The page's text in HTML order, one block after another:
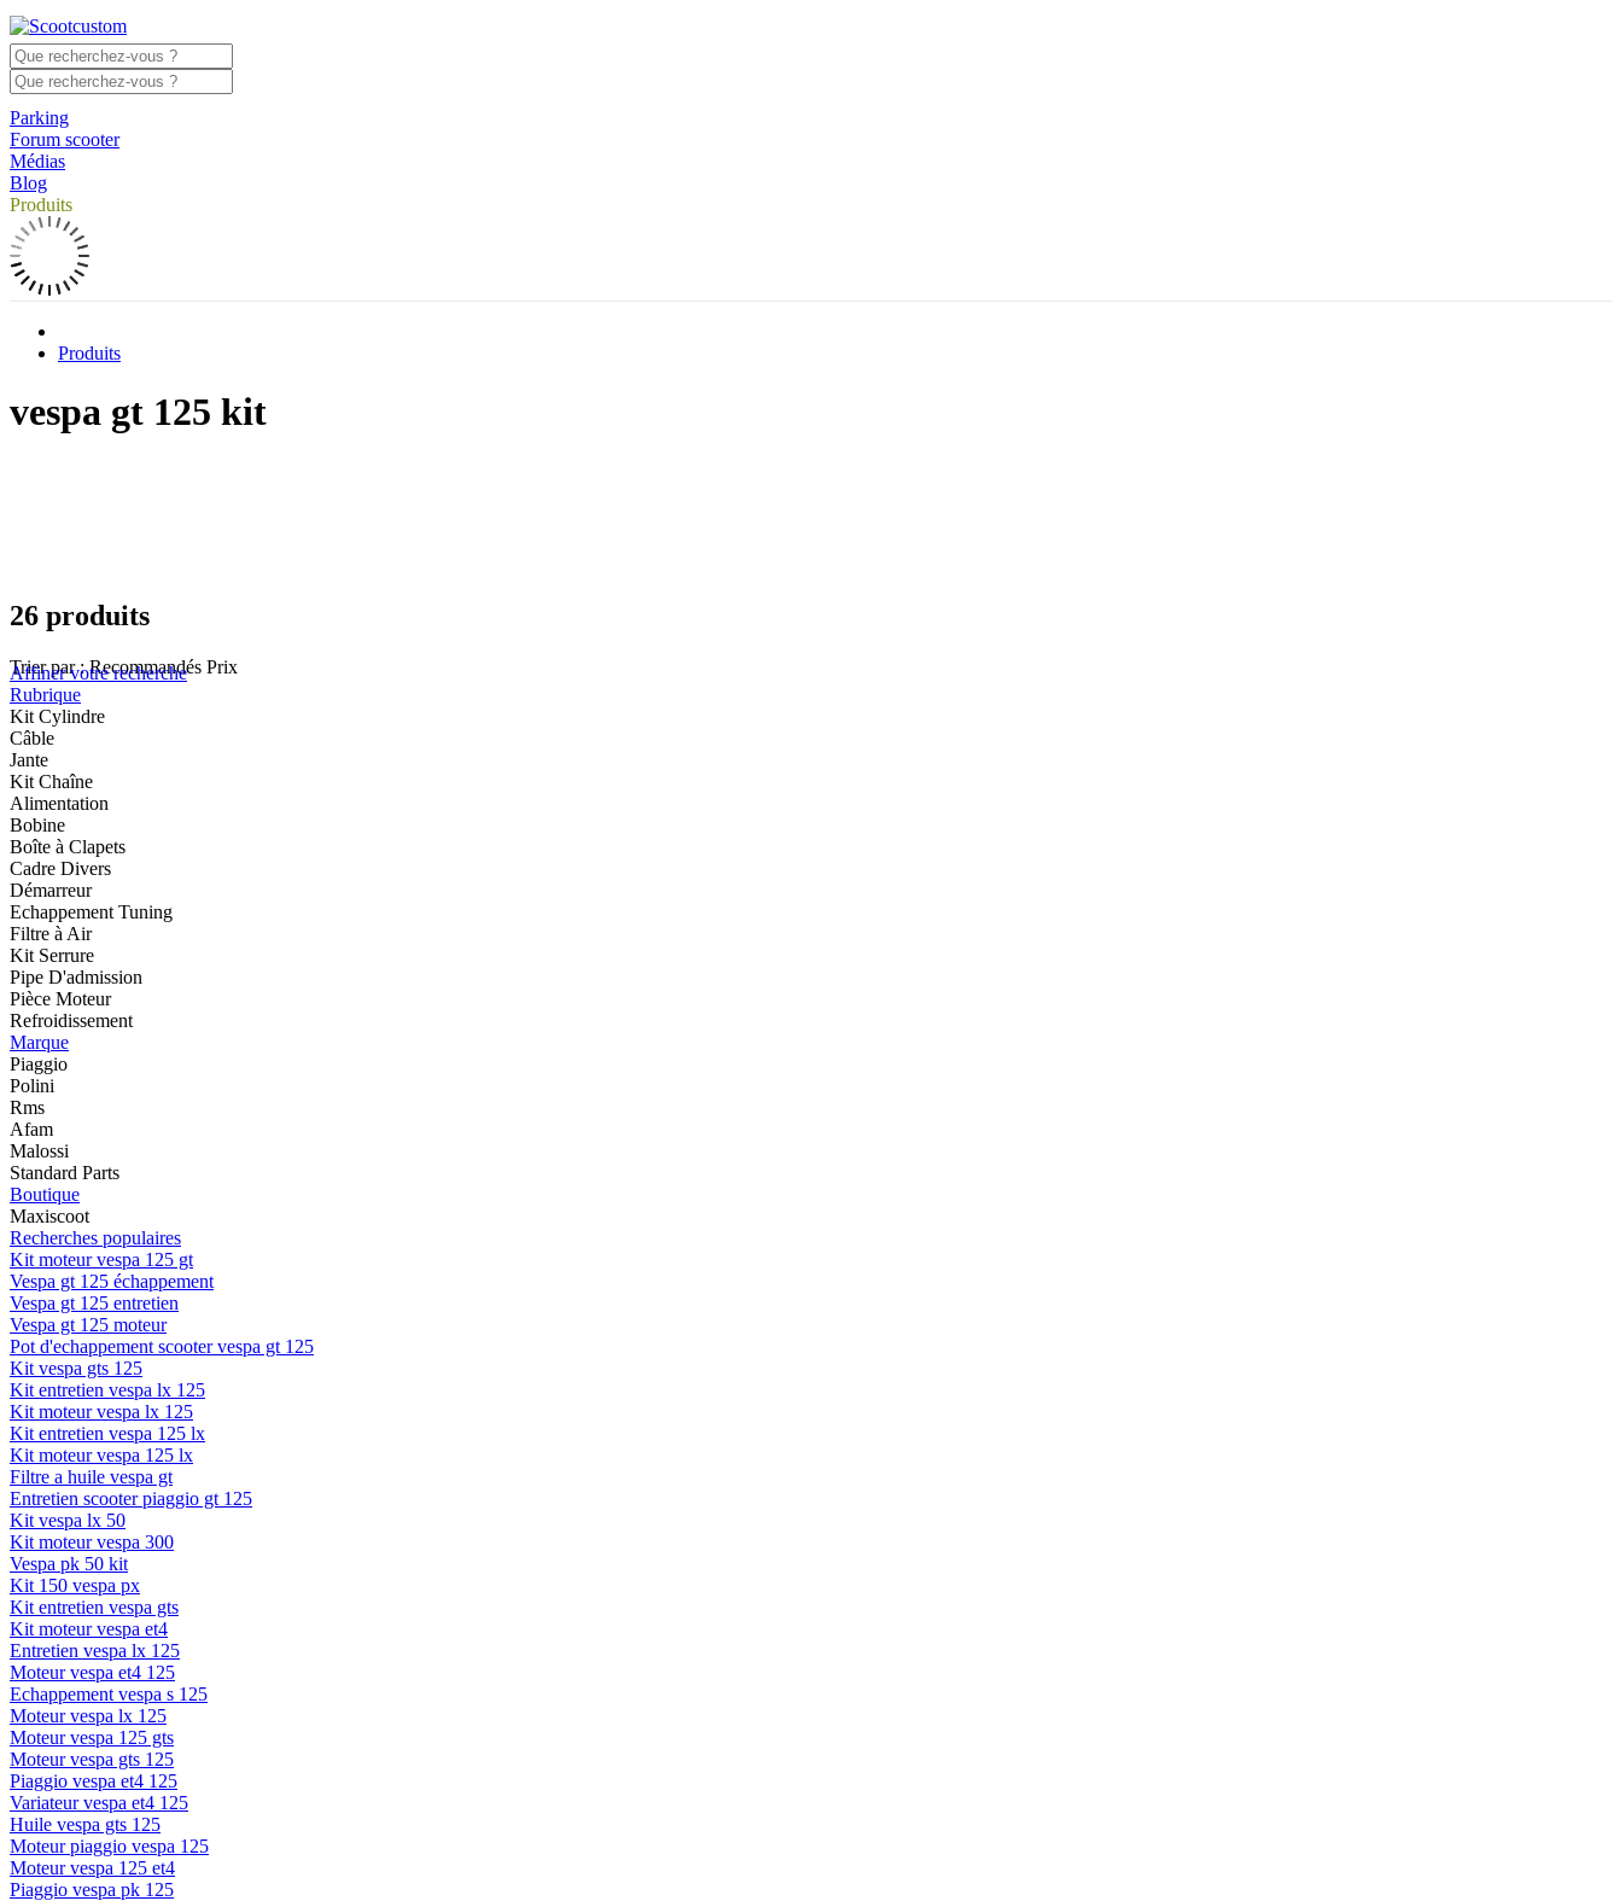
Parking
Forum scooter
Médias
Blog
Produits
Produits
vespa gt 125 kit
26 produits
Trier par : Recommandés Prix
Affiner votre recherche
Rubrique
Kit Cylindre
Câble
Jante
Kit Chaîne
Alimentation
Bobine
Boîte à Clapets
Cadre Divers
Démarreur
Echappement Tuning
Filtre à Air
Kit Serrure
Pipe D'admission
Pièce Moteur
Refroidissement
Marque
Piaggio
Polini
Rms
Afam
Malossi
Standard Parts
Boutique
Maxiscoot
Recherches populaires
Kit moteur vespa 125 gt
Vespa gt 125 échappement
Vespa gt 125 entretien
Vespa gt 125 moteur
Pot d'echappement scooter vespa gt 125
Kit vespa gts 125
Kit entretien vespa lx 125
Kit moteur vespa lx 125
Kit entretien vespa 125 lx
Kit moteur vespa 125 lx
Filtre a huile vespa gt
Entretien scooter piaggio gt 125
Kit vespa lx 50
Kit moteur vespa 300
Vespa pk 50 kit
Kit 150 vespa px
Kit entretien vespa gts
Kit moteur vespa et4
Entretien vespa lx 125
Moteur vespa et4 125
Echappement vespa s 125
Moteur vespa lx 125
Moteur vespa 125 gts
Moteur vespa gts 125
Piaggio vespa et4 125
Variateur vespa et4 125
Huile vespa gts 125
Moteur piaggio vespa 125
Moteur vespa 125 et4
Piaggio vespa pk 125